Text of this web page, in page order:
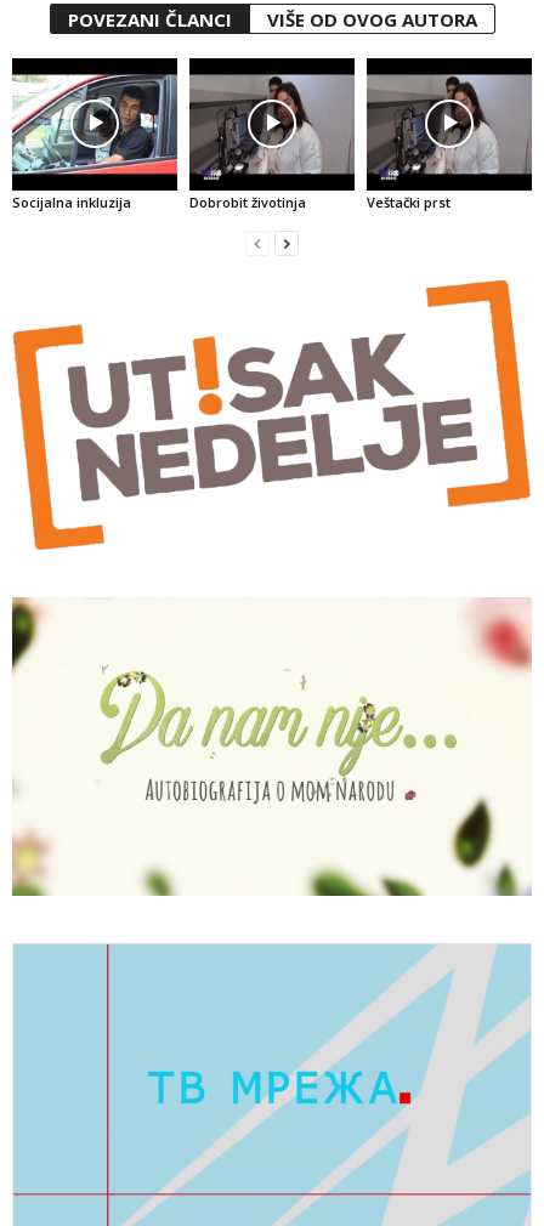
POVEZANI ČLANCI VIŠE OD OVOG AUTORA
Socijalna inkluzija Dobrobit životinja Veštački prst